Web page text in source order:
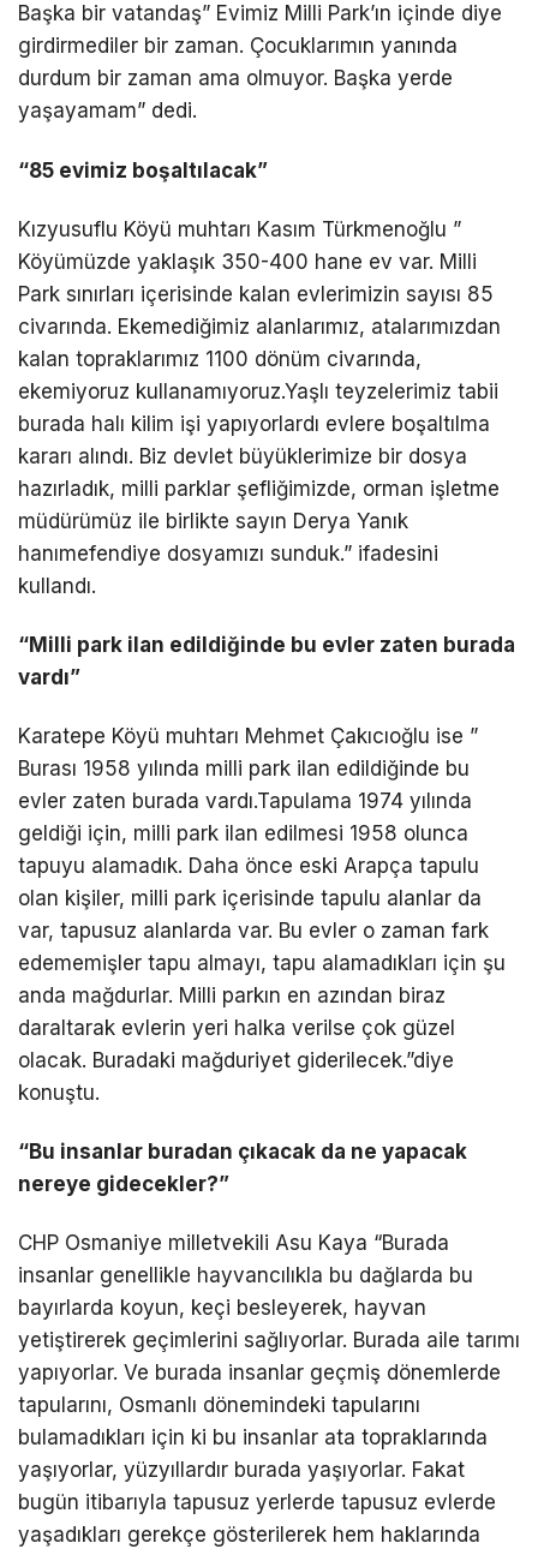
Başka bir vatandaş” Evimiz Milli Park’ın içinde diye
girdirmediler bir zaman. Çocuklarımın yanında
durdum bir zaman ama olmuyor. Başka yerde
yaşayamam” dedi.
“85 evimiz boşaltılacak”
Kızyusuflu Köyü muhtarı Kasım Türkmenoğlu ”
Köyümüzde yaklaşık 350-400 hane ev var. Milli
Park sınırları içerisinde kalan evlerimizin sayısı 85
civarında. Ekemediğimiz alanlarımız, atalarımızdan
kalan topraklarımız 1100 dönüm civarında,
ekemiyoruz kullanamıyoruz.Yaşlı teyzelerimiz tabii
burada halı kilim işi yapıyorlardı evlere boşaltılma
kararı alındı. Biz devlet büyüklerimize bir dosya
hazırladık, milli parklar şefliğimizde, orman işletme
müdürümüz ile birlikte sayın Derya Yanık
hanımefendiye dosyamızı sunduk.” ifadesini
kullandı.
“Milli park ilan edildiğinde bu evler zaten burada
vardı”
Karatepe Köyü muhtarı Mehmet Çakıcıoğlu ise ”
Burası 1958 yılında milli park ilan edildiğinde bu
evler zaten burada vardı.Tapulama 1974 yılında
geldiği için, milli park ilan edilmesi 1958 olunca
tapuyu alamadık. Daha önce eski Arapça tapulu
olan kişiler, milli park içerisinde tapulu alanlar da
var, tapusuz alanlarda var. Bu evler o zaman fark
edememişler tapu almayı, tapu alamadıkları için şu
anda mağdurlar. Milli parkın en azından biraz
daraltarak evlerin yeri halka verilse çok güzel
olacak. Buradaki mağduriyet giderilecek.”diye
konuştu.
“Bu insanlar buradan çıkacak da ne yapacak
nereye gidecekler?”
CHP Osmaniye milletvekili Asu Kaya “Burada
insanlar genellikle hayvancılıkla bu dağlarda bu
bayırlarda koyun, keçi besleyerek, hayvan
yetiştirerek geçimlerini sağlıyorlar. Burada aile tarımı
yapıyorlar. Ve burada insanlar geçmiş dönemlerde
tapularını, Osmanlı dönemindeki tapularını
bulamadıkları için ki bu insanlar ata topraklarında
yaşıyorlar, yüzyıllardır burada yaşıyorlar. Fakat
bugün itibarıyla tapusuz yerlerde tapusuz evlerde
yaşadıkları gerekçe gösterilerek hem haklarında